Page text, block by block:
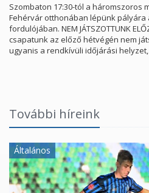
Szombaton 17:30-tól a háromszoros
Fehérvár otthonában lépünk pályára
fordulójában. NEM JÁTSZOTTUNK
csapatunk az előző hétvégén nem
ugyanis a rendkívüli időjárási
További híreink
Általános